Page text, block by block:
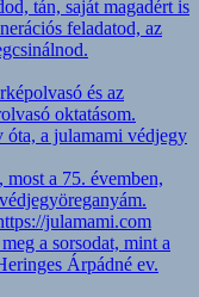
tán, saját magadért is
feladatod, az
és az
oktatásom.
óta, a julamami védjegy
a 75. évemben,
julamami.com
a sorsodat, mint a
Árpádné ev.